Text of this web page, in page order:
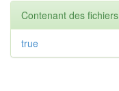
Contenant des fichiers
true